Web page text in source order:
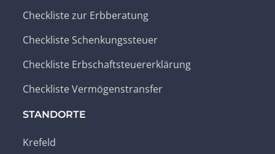
Checkliste zur Erbberatung
Checkliste Schenkungssteuer
Checkliste Erbschaftsteuererklärung
Checkliste Vermögenstransfer
STANDORTE
Krefeld